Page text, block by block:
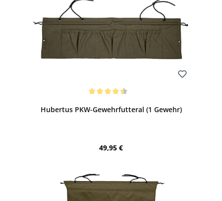
Hubertus PKW-Gewehrfutteral (1 Gewehr)
Regulärer Preis:
49,95 €